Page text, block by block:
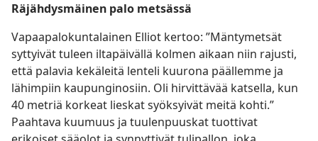
Räjähdysmäinen palo metsässä
Vapaapalokuntalainen Elliot kertoo: ”Mäntymetsät
syttyivät tuleen iltapäivällä kolmen aikaan niin rajusti,
että palavia kekäleitä lenteli kuurona päällemme ja
lähimpiin kaupunginosiin. Oli hirvittävää katsella, kun
40 metriä korkeat lieskat syöksyivät meitä kohti.”
Paahtava kuumuus ja tuulenpuuskat tuottivat